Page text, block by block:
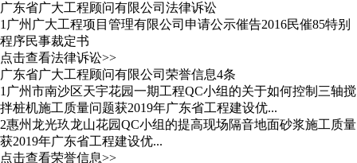
广东省广大工程顾问有限公司法律诉讼
1 广州广大工程项目管理有限公司申请公示催告2016民催85特别
程序民事裁定书
点击查看法律诉讼>>
广东省广大工程顾问有限公司荣誉信息4条
1 广州市南沙区天宇花园一期工程QC小组的关于如何控制三轴搅
拌桩机施工质量问题获2019年广东省工程建设优...
2惠州龙光玖龙山花园QC小组的提高现场隔音地面砂浆施工质量
获2019年广东省工程建设优...
点击查看荣誉信息>>